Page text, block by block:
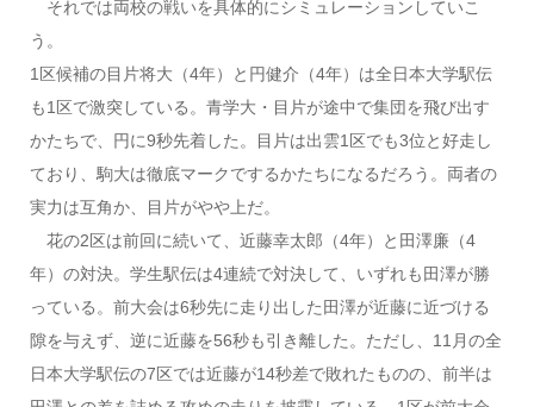
それでは両校の戦いを具体的にシミュレーションしていこ
う。
1区候補の目片将大（4年）と円健介（4年）は全日本大学駅伝
も1区で激突している。青学大・目片が途中で集団を飛び出す
かたちで、円に9秒先着した。目片は出雲1区でも3位と好走し
ており、駒大は徹底マークでするかたちになるだろう。両者の
実力は互角か、目片がやや上だ。
花の2区は前回に続いて、近藤幸太郎（4年）と田澤廉（4
年）の対決。学生駅伝は4連続で対決して、いずれも田澤が勝
っている。前大会は6秒先に走り出した田澤が近藤に近づける
隙を与えず、逆に近藤を56秒も引き離した。ただし、11月の全
日本大学駅伝の7区では近藤が14秒差で敗れたものの、前半は